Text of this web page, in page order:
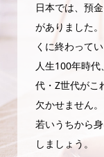
日本では、預
がありました
くに終わってい
人生100年時
代・Z世代がこ
欠かせません。
若いうちから
しましょう。